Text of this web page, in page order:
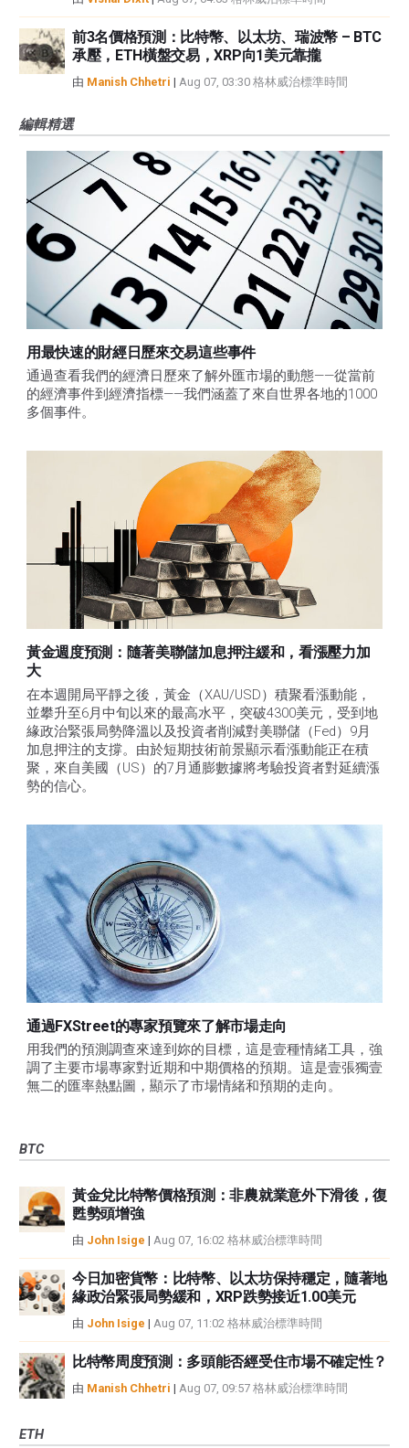
前3名價格預測：比特幣、以太坊、瑞波幣 – BTC
承壓，ETH橫盤交易，XRP向1美元靠攏
由 Manish Chhetri | Aug 07, 03:30 格林威治標準時間
編輯精選
用最快速的財經日歷來交易這些事件
通過查看我們的經濟日歷來了解外匯市場的動態——從當前
的經濟事件到經濟指標——我們涵蓋了來自世界各地的1000
多個事件。
黃金週度預測：隨著美聯儲加息押注緩和，看漲壓力加
大
在本週開局平靜之後，黃金（XAU/USD）積聚看漲動能，
並攀升至6月中旬以來的最高水平，突破4300美元，受到地
緣政治緊張局勢降溫以及投資者削減對美聯儲（Fed）9月
加息押注的支撐。由於短期技術前景顯示看漲動能正在積
聚，來自美國（US）的7月通膨數據將考驗投資者對延續漲
勢的信心。
通過FXStreet的專家預覽來了解市場走向
用我們的預測調查來達到妳的目標，這是壹種情緒工具，強
調了主要市場專家對近期和中期價格的預期。這是壹張獨壹
無二的匯率熱點圖，顯示了市場情緒和預期的走向。
BTC
黃金兌比特幣價格預測：非農就業意外下滑後，復
甦勢頭增強
由 John Isige | Aug 07, 16:02 格林威治標準時間
今日加密貨幣：比特幣、以太坊保持穩定，隨著地
緣政治緊張局勢緩和，XRP跌勢接近1.00美元
由 John Isige | Aug 07, 11:02 格林威治標準時間
比特幣周度預測：多頭能否經受住市場不確定性？
由 Manish Chhetri | Aug 07, 09:57 格林威治標準時間
ETH